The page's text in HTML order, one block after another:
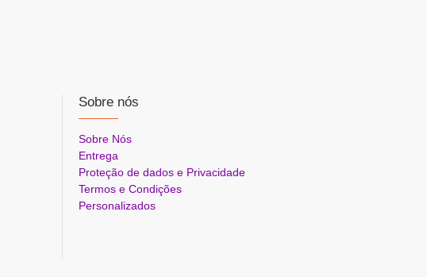
Sobre nós
Sobre Nós
Entrega
Proteção de dados e Privacidade
Termos e Condições
Personalizados